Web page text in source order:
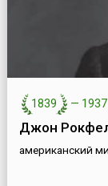
1839 — 1937
Джон
американский